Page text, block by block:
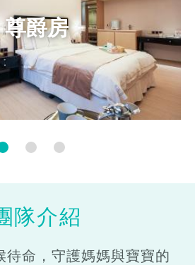
尊爵房
隊介紹
待命，守護媽媽與寶寶的